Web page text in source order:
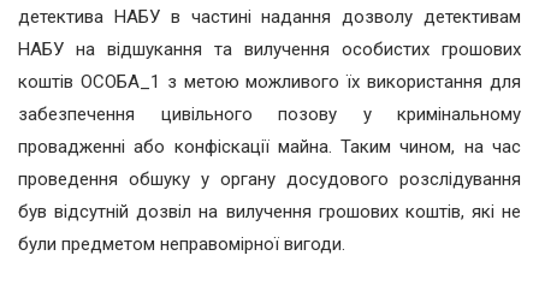
детектива НАБУ в частині надання дозволу детективам
НАБУ на відшукання та вилучення особистих грошових
коштів ОСОБА_1 з метою можливого їх використання для
забезпечення цивільного позову у кримінальному
провадженні або конфіскації майна. Таким чином, на час
проведення обшуку у органу досудового розслідування
був відсутній дозвіл на вилучення грошових коштів, які не
були предметом неправомірної вигоди.